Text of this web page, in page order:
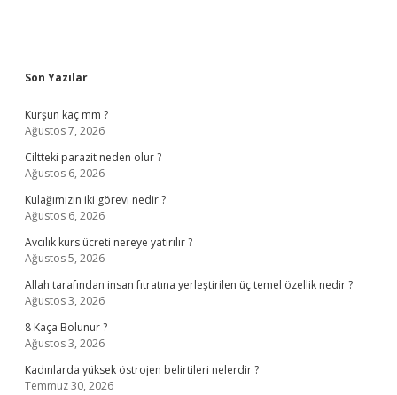
Sidebar
Son Yazılar
Kurşun kaç mm ?
Ağustos 7, 2026
Ciltteki parazit neden olur ?
Ağustos 6, 2026
Kulağımızın iki görevi nedir ?
Ağustos 6, 2026
Avcılık kurs ücreti nereye yatırılır ?
Ağustos 5, 2026
Allah tarafından insan fıtratına yerleştirilen üç temel özellik nedir ?
Ağustos 3, 2026
8 Kaça Bolunur ?
Ağustos 3, 2026
Kadınlarda yüksek östrojen belirtileri nelerdir ?
Temmuz 30, 2026